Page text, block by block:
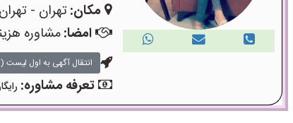
مکان:تهران - تهران
امضا:مشاوره
انتقال آگهی به اول لیست
تعرفه مشاوره: